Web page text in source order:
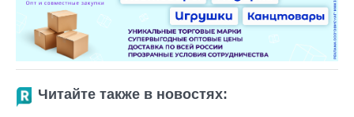
Читайте также в новостях: